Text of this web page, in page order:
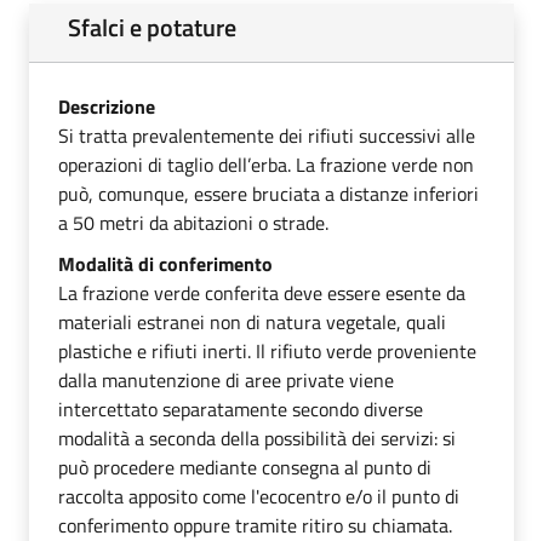
Sfalci e potature
Descrizione
Si tratta prevalentemente dei rifiuti successivi alle
operazioni di taglio dell’erba. La frazione verde non
può, comunque, essere bruciata a distanze inferiori
a 50 metri da abitazioni o strade.
Modalità di conferimento
La frazione verde conferita deve essere esente da
materiali estranei non di natura vegetale, quali
plastiche e rifiuti inerti. Il rifiuto verde proveniente
dalla manutenzione di aree private viene
intercettato separatamente secondo diverse
modalità a seconda della possibilità dei servizi: si
può procedere mediante consegna al punto di
raccolta apposito come l'ecocentro e/o il punto di
conferimento oppure tramite ritiro su chiamata.